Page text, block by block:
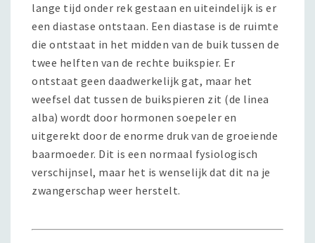
lange tijd onder rek gestaan en uiteindelijk is er
een diastase ontstaan. Een diastase is de ruimte
die ontstaat in het midden van de buik tussen de
twee helften van de rechte buikspier. Er
ontstaat geen daadwerkelijk gat, maar het
weefsel dat tussen de buikspieren zit (de linea
alba) wordt door hormonen soepeler en
uitgerekt door de enorme druk van de groeiende
baarmoeder. Dit is een normaal fysiologisch
verschijnsel, maar het is wenselijk dat dit na je
zwangerschap weer herstelt.